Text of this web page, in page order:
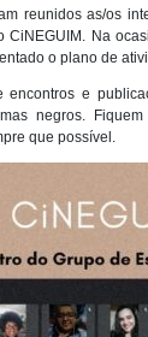
reunidos as/os
CiNEGUIM. Na
o plano de
e
negros.
que possível.